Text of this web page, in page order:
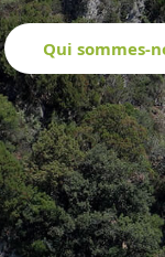
Qui sommes-